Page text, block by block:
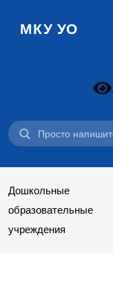
МКУ УО
Поиск:
Дошкольные
образовательные
учреждения